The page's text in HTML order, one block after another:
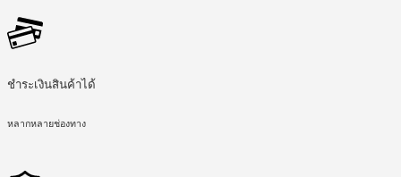
ชำระเงินสินค้าได้
หลากหลายช่องทาง